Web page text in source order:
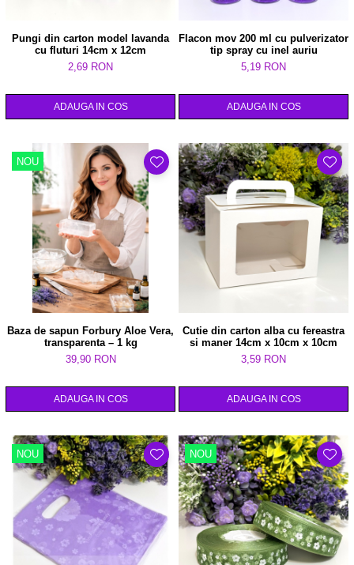
Pungi din carton model lavanda
cu fluturi 14cm x 12cm
2,69 RON
ADAUGA IN COS
Flacon mov 200 ml cu pulverizator
tip spray cu inel auriu
5,19 RON
ADAUGA IN COS
NOU
Baza de sapun Forbury Aloe Vera,
transparenta – 1 kg
39,90 RON
ADAUGA IN COS
Cutie din carton alba cu fereastra
si maner 14cm x 10cm x 10cm
3,59 RON
ADAUGA IN COS
NOU NOU